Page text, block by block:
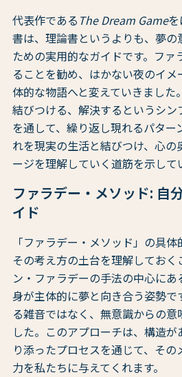
代表作である The Dream Game
書は、理論書というよりも、夢の
ための実用的なガイドです。ファ
ることを勧め、はかない夜のイ
体的な物語へと変えていきました
結びつける、解決するというシ
を通して、繰り返し現れるパター
れを現実の生活と結びつけ、心の
ージを理解していく道筋を示して
ファラデー・メソッド: 自
イド
「ファラデー・メソッド」の具体
その考え方の土台を理解しておく
ン・ファラデーの手法の中心に
身が主体的に夢と向き合う姿勢で
る雑音ではなく、無意識からの
した。このアプローチは、構造
り添ったプロセスを通じて、その
力を私たちに与えてくれます。